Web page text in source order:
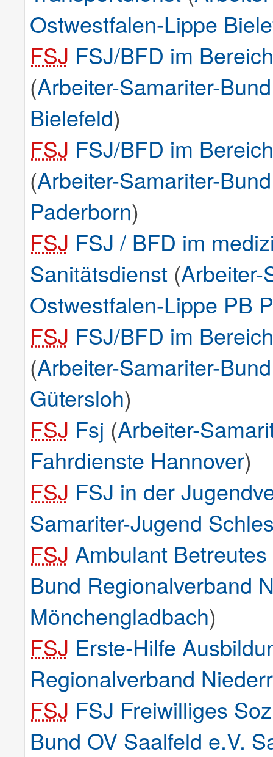
Ostwestfalen-Lippe
FSJ FSJ/BFD im
(Arbeiter-Samariter-
Bielefeld)
FSJ FSJ/BFD im
(Arbeiter-Samariter-
Paderborn)
FSJ FSJ / BFD im
Sanitätsdienst (Arbeiter-
Ostwestfalen-Lippe PB
FSJ FSJ/BFD im
(Arbeiter-Samariter-
Gütersloh)
FSJ Fsj (Arbeiter-
Fahrdienste Hannover)
FSJ FSJ in der
Samariter-Jugend
FSJ Ambulant
Bund Regionalverband
Mönchengladbach)
FSJ Erste-Hilfe
Regionalverband
FSJ FSJ Freiwilliges
Bund OV Saalfeld e.V.